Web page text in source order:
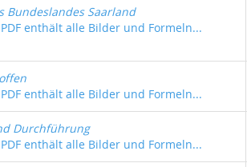
Bundeslandes Saarland
enthält alle Bilder und Formeln...
enthält alle Bilder und Formeln...
Durchführung
enthält alle Bilder und Formeln...